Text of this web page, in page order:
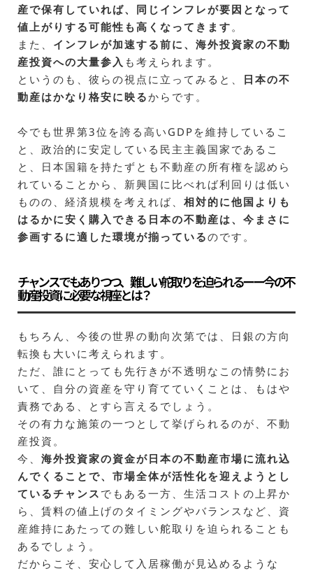
産で保有していれば、同じインフレが要因となって
値上がりする可能性も高くなってきます。
また、 インフレが加速する前に、海外投資家の不動
産投資への大量参入 も考えられます。
というのも、彼らの視点に立ってみると、 日本の不
動産はかなり格安に映るからです。
今でも世界第3位を誇る高いGDPを維持しているこ
と、政治的に安定している民主主義国家であるこ
と、日本国籍を持たずとも不動産の所有権を認めら
れていることから、新興国に比べれば利回りは低い
ものの、経済規模を考えれば、 相対的に他国よりも
はるかに安く購入できる日本の不動産は、今まさに
参画するに適した環境が揃っているのです。
チャンスでもありつつ、難しい舵取りを迫られるーー今の不
動産投資に必要な視座とは？
もちろん、今後の世界の動向次第では、日銀の方向
転換も大いに考えられます。
ただ、誰にとっても先行きが不透明なこの情勢にお
いて、自分の資産を守り育てていくことは、もはや
責務である、とすら言えるでしょう。
その有力な施策の一つとして挙げられるのが、不動
産投資。
今、 海外投資家の資金が日本の不動産市場に流れ込
んでくることで、市場全体が活性化を迎えようとし
ているチャンス でもある一方、生活コストの上昇か
ら、賃料の値上げのタイミングやバランスなど、資
産維持にあたっての難しい舵取りを迫られることも
あるでしょう。
だからこそ、安心して入居稼働が見込めるような